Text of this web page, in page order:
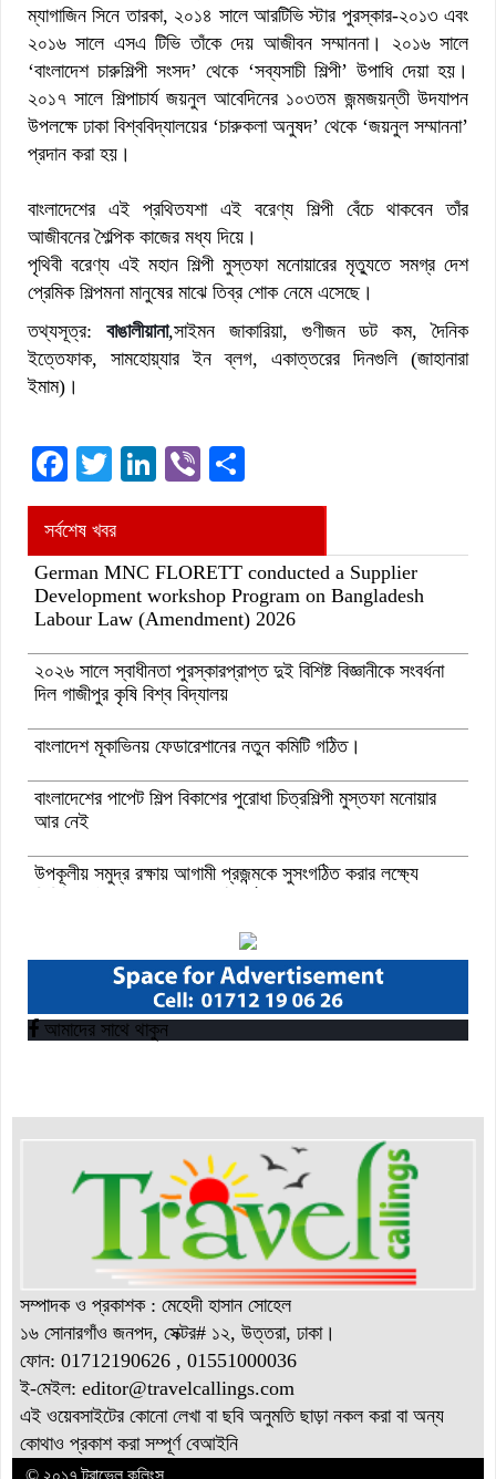
ম্যাগাজিন সিনে তারকা, ২০১৪ সালে আরটিভি স্টার পুরস্কার-২০১৩ এবং
২০১৬ সালে এসএ টিভি তাঁকে দেয় আজীবন সম্মাননা। ২০১৬ সালে
‘বাংলাদেশ চারুশিল্পী সংসদ’ থেকে ‘সব্যসাচী শিল্পী’ উপাধি দেয়া হয়।
২০১৭ সালে শিল্পাচার্য জয়নুল আবেদিনের ১০৩তম জন্মজয়ন্তী উদযাপন
উপলক্ষে ঢাকা বিশ্ববিদ্যালয়ের ‘চারুকলা অনুষদ’ থেকে ‘জয়নুল সম্মাননা’
প্রদান করা হয়।
বাংলাদেশের এই প্রথিতযশা এই বরেণ্য শিল্পী বেঁচে থাকবেন তাঁর
আজীবনের শৈল্পিক কাজের মধ্য দিয়ে।
পৃথিবী বরেণ্য এই মহান শিল্পী মুস্তফা মনোয়ারের মৃত্যুতে সমগ্র দেশ
প্রেমিক শিল্পমনা মানুষের মাঝে তিব্র শোক নেমে এসেছে।
তথ্যসূত্র: বাঙালীয়ানা,সাইমন জাকারিয়া, গুণীজন ডট কম, দৈনিক
ইত্তেফাক, সামহোয়্যার ইন ব্লগ, একাত্তরের দিনগুলি (জাহানারা
ইমাম)।
Facebook
TwitterLinkedIn
Viber
সর্বশেষ খবর
German MNC FLORETT conducted a Supplier
Development workshop Program on Bangladesh
Labour Law (Amendment) 2026
২০২৬ সালে স্বাধীনতা পুরস্কারপ্রাপ্ত দুই বিশিষ্ট বিজ্ঞানীকে সংবর্ধনা
দিল গাজীপুর কৃষি বিশ্ব বিদ্যালয়
বাংলাদেশ মূকাভিনয় ফেডারেশানের নতুন কমিটি গঠিত।
বাংলাদেশের পাপেট শিল্প বিকাশের পুরোধা চিত্রশিল্পী মুস্তফা মনোয়ার
আর নেই
উপকূলীয় সমুদ্র রক্ষায় আগামী প্রজন্মকে সুসংগঠিত করার লক্ষ্যে
“বাংলাদেশ ইনস্টিটিউট অব ট্যুরিজম অ্যান্ড হসপিটালিটি” তে ৬ মাস
মেয়াদী চারটি সার্টিফিকেট কোর্সে ভর্তি শুরু হয়েছে।
আমাদের সাথে থাকুন
সম্পাদক ও প্রকাশক : মেহেদী হাসান সোহেল
১৬ সোনারগাঁও জনপদ, সেক্টর# ১২, উত্তরা, ঢাকা।
ফোন: 01712190626 , 01551000036
ই-মেইল: editor@travelcallings.com
এই ওয়েবসাইটের কোনো লেখা বা ছবি অনুমতি ছাড়া নকল করা বা অন্য
কোথাও প্রকাশ করা সম্পূর্ণ বেআইনি